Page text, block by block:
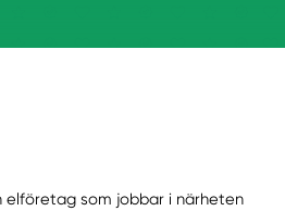
elföretag som jobbar i närheten